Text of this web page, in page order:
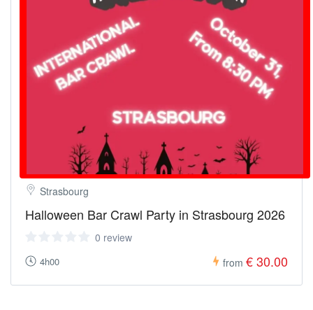
Strasbourg
Halloween Bar Crawl Party in Strasbourg 2026
0 review
4h00 from € 30.00